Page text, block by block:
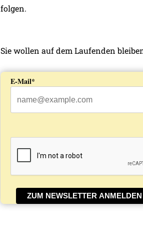
folgen.
Sie wollen auf dem Laufenden
E-Mail*
ZUM NEWSLETTER ANMELDEN